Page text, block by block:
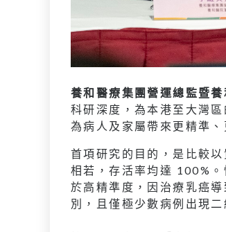
養和醫療集團營運總監暨
科研深度，為本港至大灣
為病人及家屬帶來更精準
首項研究的目的，是比較
相若，存活率均達 100%
於高精準度，因治療乳癌
別，且僅極少數病例出現